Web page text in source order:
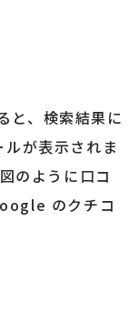
と、検索結果に
が表示されま
のように口コ
のクチコ